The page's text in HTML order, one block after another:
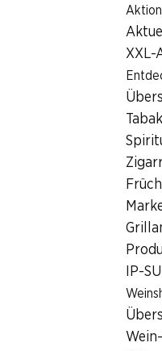
XXL-
IP-
Filialsuche
Denner Filiale Rue de
1450 Sainte-
Rue de l'Industrie
Öffnungszeiten